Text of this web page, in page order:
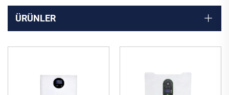
ÜRÜNLER